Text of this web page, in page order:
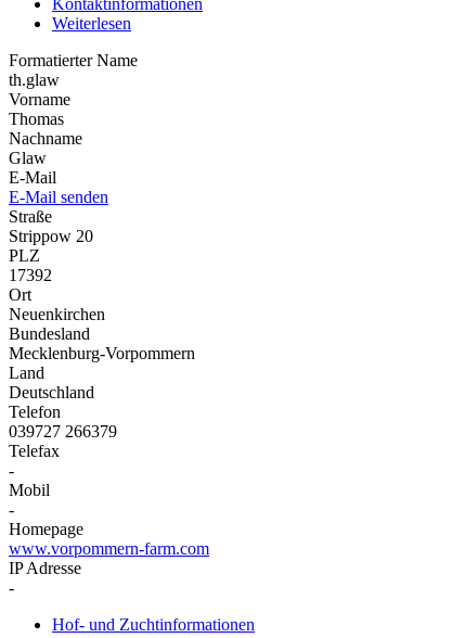
Kontaktinformationen
Weiterlesen
Formatierter Name
th.glaw
Vorname
Thomas
Nachname
Glaw
E-Mail
E-Mail senden
Straße
Strippow 20
PLZ
17392
Ort
Neuenkirchen
Bundesland
Mecklenburg-Vorpommern
Land
Deutschland
Telefon
039727 266379
Telefax
-
Mobil
-
Homepage
www.vorpommern-farm.com
IP Adresse
-
Hof- und Zuchtinformationen